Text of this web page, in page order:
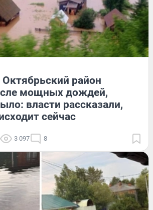
район
мощных дождей,
власти рассказали,
сейчас
3 097 8